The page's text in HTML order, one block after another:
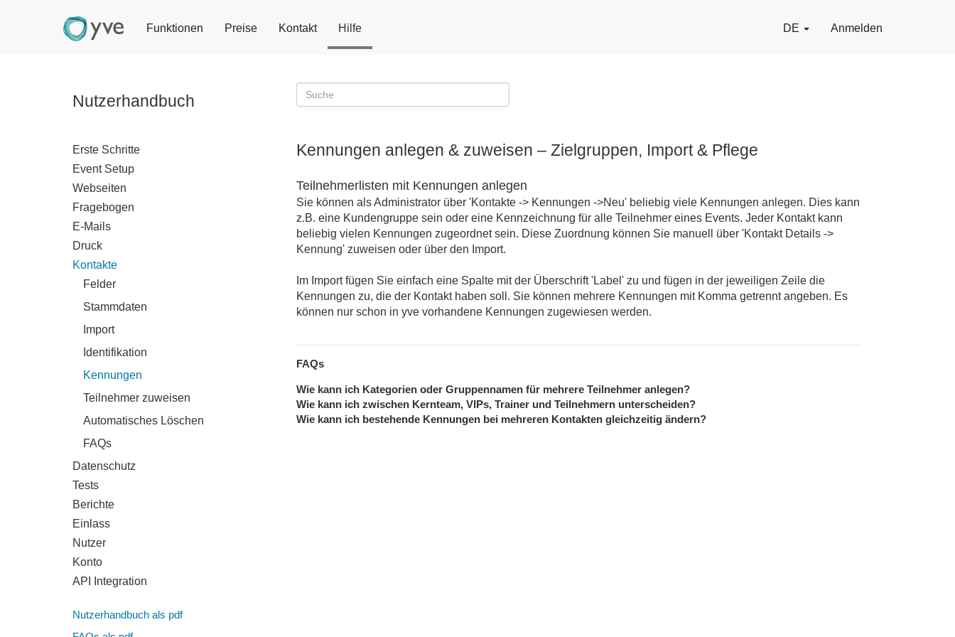
Funktionen Preise Kontakt Hilfe DE Anmelden
Nutzerhandbuch
Erste Schritte
Event Setup
Webseiten
Fragebogen
E-Mails
Druck
Kontakte
Felder
Stammdaten
Import
Identifikation
Kennungen
Teilnehmer zuweisen
Automatisches Löschen
FAQs
Datenschutz
Tests
Berichte
Einlass
Nutzer
Konto
API Integration
Nutzerhandbuch als pdf
Kennungen anlegen & zuweisen – Zielgruppen, Import & Pflege
Teilnehmerlisten mit Kennungen anlegen
Sie können als Administrator über 'Kontakte -> Kennungen ->Neu' beliebig viele Kennungen anlegen. Dies kann
z.B. eine Kundengruppe sein oder eine Kennzeichnung für alle Teilnehmer eines Events. Jeder Kontakt kann
beliebig vielen Kennungen zugeordnet sein. Diese Zuordnung können Sie manuell über 'Kontakt Details ->
Kennung' zuweisen oder über den Import.
Im Import fügen Sie einfach eine Spalte mit der Überschrift 'Label' zu und fügen in der jeweiligen Zeile die
Kennungen zu, die der Kontakt haben soll. Sie können mehrere Kennungen mit Komma getrennt angeben. Es
können nur schon in yve vorhandene Kennungen zugewiesen werden.
FAQs
Wie kann ich Kategorien oder Gruppennamen für mehrere Teilnehmer anlegen?
Wie kann ich zwischen Kernteam, VIPs, Trainer und Teilnehmern unterscheiden?
Wie kann ich bestehende Kennungen bei mehreren Kontakten gleichzeitig ändern?